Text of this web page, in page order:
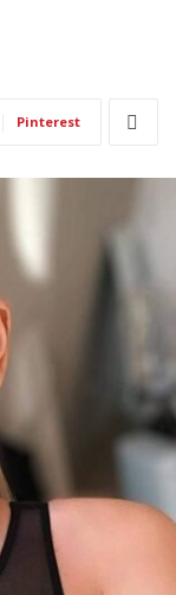
Pinterest